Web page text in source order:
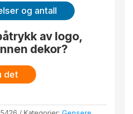
og antall
av logo,
dekor?
det